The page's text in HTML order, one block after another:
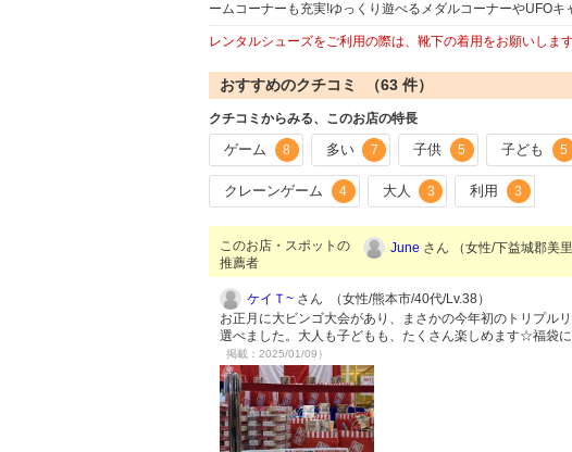
ームコーナーも充実!ゆっくり遊べるメダルコーナーやUFO
レンタルシューズをご利用の際は、靴下の着用をお願いします
おすすめのクチコミ （63 件）
クチコミからみる、このお店の特長
ゲーム 8 多い 7 子供 5 子ども 5
クレーンゲーム 4 大人 3 利用 3
このお店・スポットの
推薦者
June さん （女性/下益城郡美
ケイＴ~ さん （女性/熊本市/40代/Lv.38）
お正月に大ビンゴ大会があり、まさかの今年初のトリプル
選べました。大人も子どもも、たくさん楽しめます☆福袋
掲載：2025/01/09）